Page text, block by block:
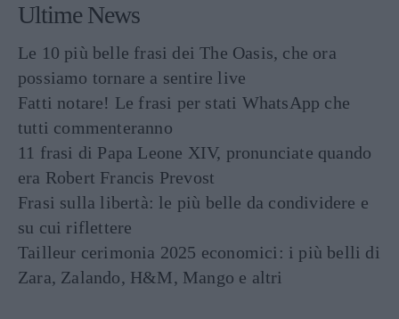
Ultime News
Le 10 più belle frasi dei The Oasis, che ora
possiamo tornare a sentire live
Fatti notare! Le frasi per stati WhatsApp che
tutti commenteranno
11 frasi di Papa Leone XIV, pronunciate quando
era Robert Francis Prevost
Frasi sulla libertà: le più belle da condividere e
su cui riflettere
Tailleur cerimonia 2025 economici: i più belli di
Zara, Zalando, H&M, Mango e altri